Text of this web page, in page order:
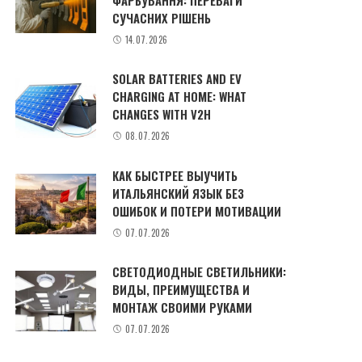
СУЧАСНИХ РІШЕНЬ
14.07.2026
SOLAR BATTERIES AND EV
CHARGING AT HOME: WHAT
CHANGES WITH V2H
08.07.2026
КАК БЫСТРЕЕ ВЫУЧИТЬ
ИТАЛЬЯНСКИЙ ЯЗЫК БЕЗ
ОШИБОК И ПОТЕРИ МОТИВАЦИИ
07.07.2026
СВЕТОДИОДНЫЕ СВЕТИЛЬНИКИ:
ВИДЫ, ПРЕИМУЩЕСТВА И
МОНТАЖ СВОИМИ РУКАМИ
07.07.2026